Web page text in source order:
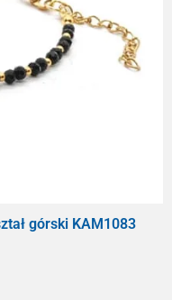
górski KAM1083